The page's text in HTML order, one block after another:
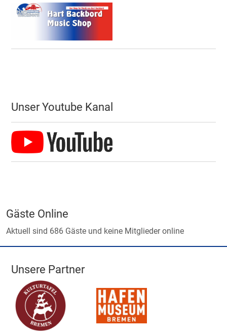
Unser Youtube Kanal
Gäste Online
Aktuell sind 686 Gäste und keine Mitglieder online
Unsere Partner